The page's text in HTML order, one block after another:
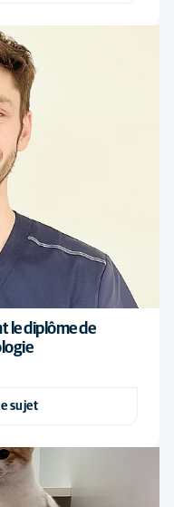
le diplôme de
sujet